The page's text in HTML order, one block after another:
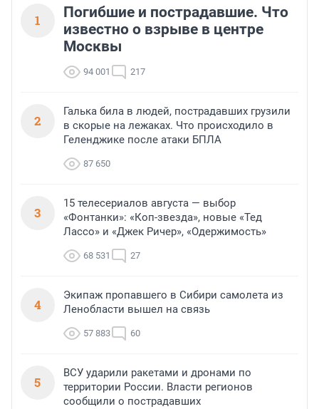
1
Погибшие и пострадавшие. Что
известно о взрыве в центре
Москвы
94 001 217
2
Галька била в людей, пострадавших грузили
в скорые на лежаках. Что происходило в
Геленджике после атаки БПЛА
87 650
3
15 телесериалов августа — выбор
«Фонтанки»: «Коп-звезда», новые «Тед
Лассо» и «Джек Ричер», «Одержимость»
68 531 27
4
Экипаж пропавшего в Сибири самолета из
Ленобласти вышел на связь
57 883 60
5
ВСУ ударили ракетами и дронами по
территории России. Власти регионов
сообщили о пострадавших